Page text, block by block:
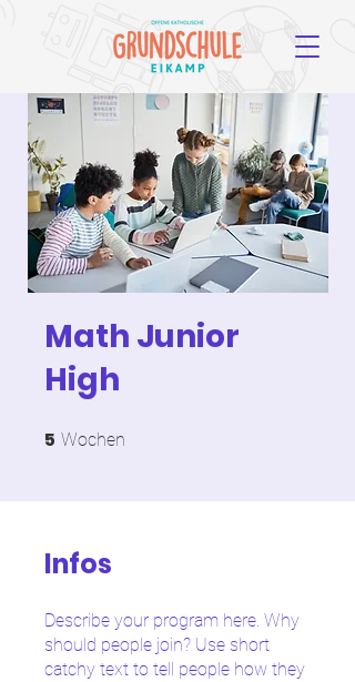
Math Junior
High
5 Wochen
Infos
Describe your program here. Why
should people join? Use short
catchy text to tell people how they